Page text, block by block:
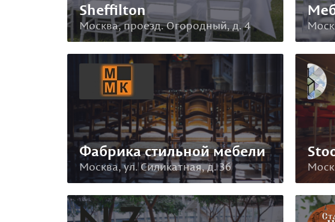
Sheffilton
Москва, проезд. Огородный, д. 4
Фабрика стильной мебели
Москва, ул. Силикатная, д. 36